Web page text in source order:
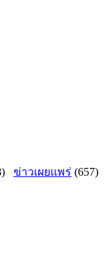
ข่าวเผยแพร่ (657)